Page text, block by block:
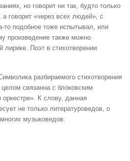
но говорит ни так, будто только
говорит «через всех людей», с
то подобное тоже испытывал, или
произведение также можно
Поэт в стихотворении
разбираемого стихотворения
связанна с блоковским
К слову, данная
не только литературоведов, о
музыковедов.